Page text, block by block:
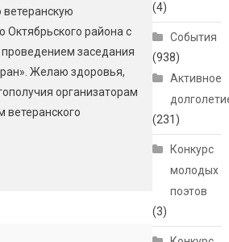
Октябрьского района с
заседания
Желаю здоровья,
организаторам
ветеранского
(4)
События
(938)
Активное
(231)
Конкурс
молодых
поэтов
(3)